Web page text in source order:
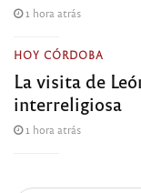
1 hora atrás
HOY CÓRDOBA
La visita de
interreligiosa
1 hora atrás